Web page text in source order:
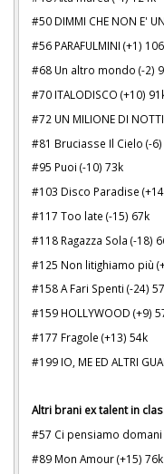
#50 DIMMI CHE NON E'
#56 PARAFULMINI (+1)
#68 Un altro mondo (-2)
#70 ITALODISCO (+10)
#72 UN MILIONE DI
#81 Bruciasse Il Cielo (-
#95 Puoi (-10) 73k
#103 Disco Paradise
#117 Too late (-15) 67k
#118 Ragazza Sola (-18)
#125 Non litighiamo più
#158 A Fari Spenti (-24)
#159 HOLLYWOOD (+9)
#177 Fragole (+13) 54k
#199 IO, ME ED ALTRI
Altri brani ex talent in
#57 Ci pensiamo domani
#89 Mon Amour (+15) 76k